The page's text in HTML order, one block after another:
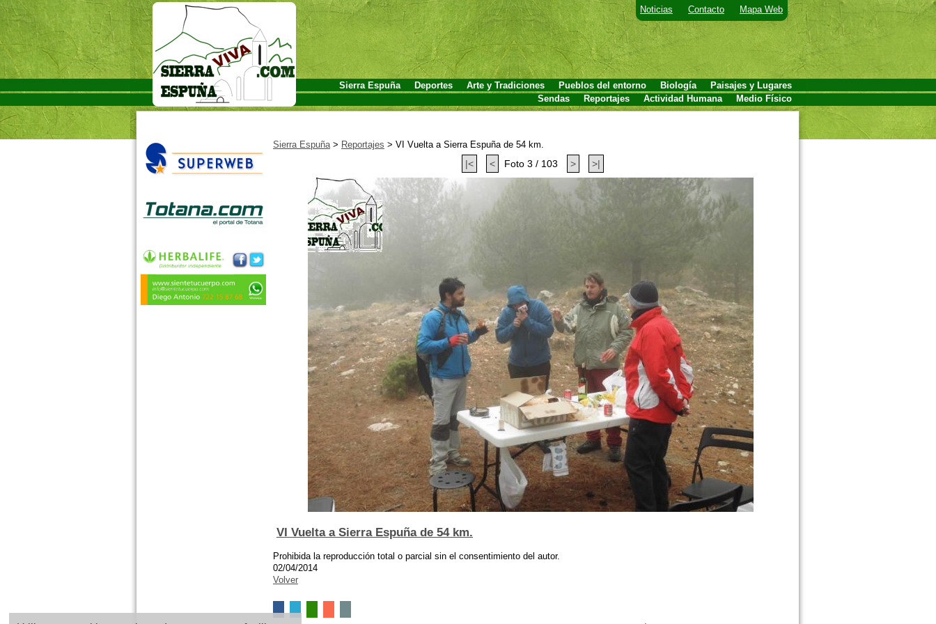
Noticias Contacto Mapa Web
Paisajes y Lugares
Biología
Pueblos del entorno
Arte y Tradiciones
Deportes
Sierra Espuña
Medio Físico
Actividad Humana
Reportajes
Sendas
Sierra Espuña> Reportajes > VI Vuelta a Sierra Espuña de 54 km.
|< < Foto 3 / 103 > >|
VI Vuelta a Sierra Espuña de 54 km.
Prohibida la reproducción total o parcial sin el consentimiento del autor.
02/04/2014
Volver